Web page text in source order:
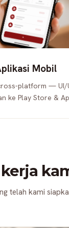
Mobil
platform — UI/
ke Play Store &
telah kami